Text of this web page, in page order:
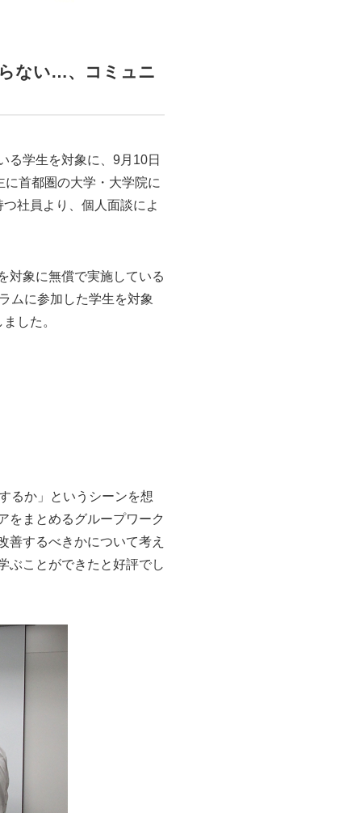
ない…、コミュニ
る学生を対象に、9月10日
首都圏の大学・大学院に
社員より、個人面談によ
対象に無償で実施している
ムに参加した学生を対象
した。
るか」というシーンを想
をまとめるグループワーク
善するべきかについて考え
ぶことができたと好評でし